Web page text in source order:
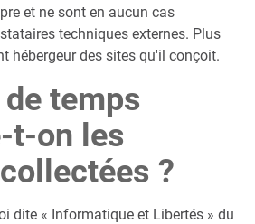
et ne sont en aucun cas
techniques externes. Plus
hébergeur des sites qu'il conçoit.
temps
t-on les
?
dite « Informatique et Libertés » du